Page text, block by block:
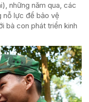
những năm qua, các
nỗ lực để bảo vệ
bà con phát triển kinh